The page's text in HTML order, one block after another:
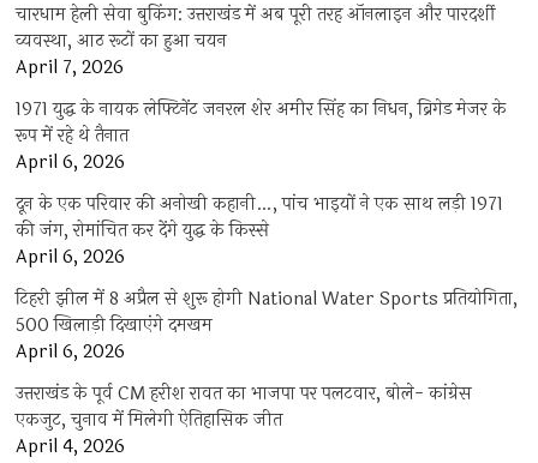
चारधाम हेली सेवा बुकिंग: उत्तराखंड में अब पूरी तरह ऑनलाइन और पारदर्शी
व्यवस्था, आठ रूटों का हुआ चयन
April 7, 2026
1971 युद्ध के नायक लेफ्टिनेंट जनरल शेर अमीर सिंह का निधन, ब्रिगेड मेजर के
रूप में रहे थे तैनात
April 6, 2026
दून के एक परिवार की अनोखी कहानी…, पांच भाइयों ने एक साथ लड़ी 1971
की जंग, रोमांचित कर देंगे युद्ध के किस्से
April 6, 2026
टिहरी झील में 8 अप्रैल से शुरू होगी National Water Sports प्रतियोगिता,
500 खिलाड़ी दिखाएंगे दमखम
April 6, 2026
उत्तराखंड के पूर्व CM हरीश रावत का भाजपा पर पलटवार, बोले- कांग्रेस
एकजुट, चुनाव में मिलेगी ऐतिहासिक जीत
April 4, 2026